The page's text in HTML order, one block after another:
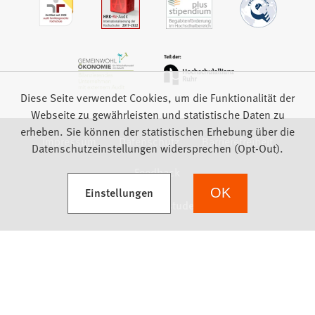
Impressum Datenschutz
Barrierefreiheit
Feedback
Diese Seite verwendet Cookies, um die Funktionalität der
Webseite zu gewährleisten und statistische Daten zu
erheben. Sie können der statistischen Erhebung über die
Datenschutzeinstellungen widersprechen (Opt-Out).
Einstellungen
(Öffnet in einem neuen Tab) OK